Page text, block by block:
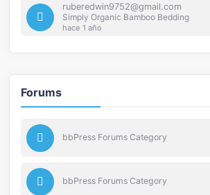
ruberedwin9752@gmail.com
Simply Organic Bamboo Bedding
hace 1 año
Forums
bbPress Forums Category
bbPress Forums Category